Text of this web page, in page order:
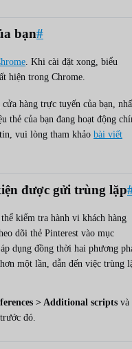
bạn#
. Khi cài đặt xong, biểu
hiện trong Chrome.
hàng trực tuyến của bạn,
thẻ của bạn đang hoạt động
vui lòng tham khảo bài viết
được gửi trùng lặp
kiểm tra hành vi khách hàng
dõi thẻ Pinterest vào mục
áp dụng đồng thời hai phương
một lần, dẫn đến việc trùng
> Additional scripts và
đó.